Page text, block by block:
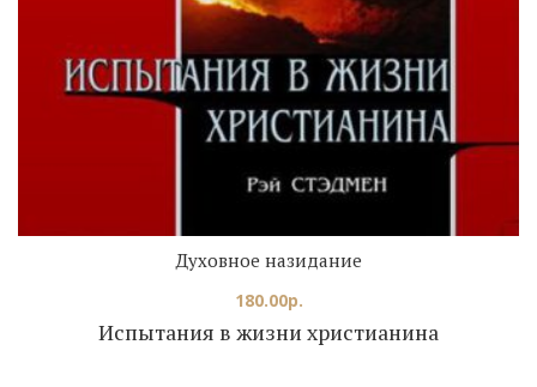
Испытания в жизни христианина
Духовное назидание
180.00р.